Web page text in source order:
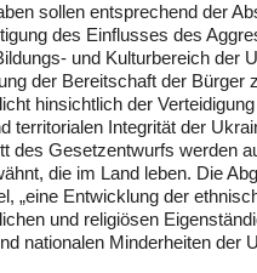
sollen entsprechend der
des Einflusses des
und Kulturbereich der
der Bereitschaft der Bürger
hinsichtlich der
territorialen Integrität der
des Gesetzentwurfs werden
die im Land leben. Die
„eine Entwicklung der
und religiösen
nationalen Minderheiten der